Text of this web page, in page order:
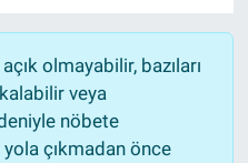
olmayabilir, bazıları
veya
nöbete
çıkmadan önce